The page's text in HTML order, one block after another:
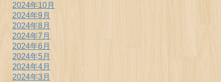
2024年10月
2024年9月
2024年8月
2024年7月
2024年6月
2024年5月
2024年4月
2024年3月